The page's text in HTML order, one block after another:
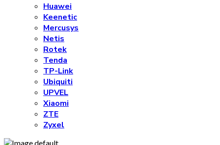
Huawei
Keenetic
Mercusys
Netis
Rotek
Tenda
TP-Link
Ubiquiti
UPVEL
Xiaomi
ZTE
Zyxel